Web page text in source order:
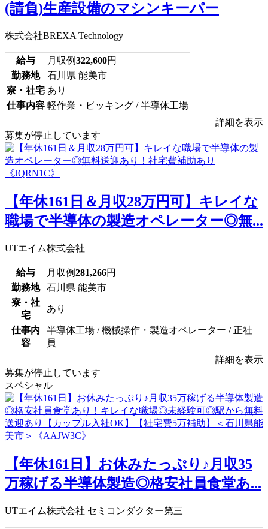
(請負)生産設備のマシンキーパー
株式会社BREXA Technology
給与 月収例322,600円
勤務地
石川県 能美市
寮・社宅 あり
仕事内容 軽作業・ピッキング / 半導体工場
詳細を表示
募集が停止しています
【年休161日＆月収28万円可】キレイな
職場で半導体の製造オペレーター◎無...
UTエイム株式会社
給与 月収例281,266円
勤務地
石川県 能美市
寮・社
宅
あり
仕事内
容
半導体工場 / 機械操作・製造オペレーター / 正社
員
詳細を表示
募集が停止しています
スペシャル
【年休161日】お休みたっぷり♪月収35
万稼げる半導体製造◎格安社員食堂あ...
UTエイム株式会社 セミコンダクター第三